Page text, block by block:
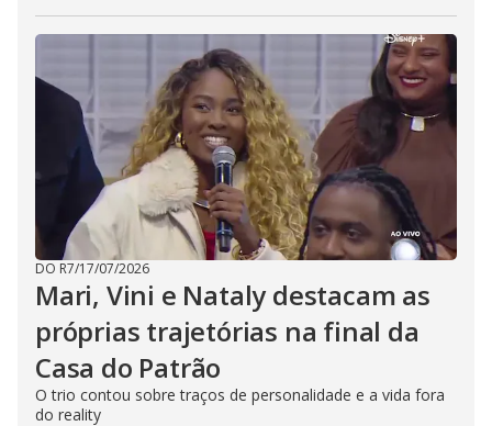
DO R7/17/07/2026
Mari, Vini e Nataly destacam as
próprias trajetórias na final da
Casa do Patrão
O trio contou sobre traços de personalidade e a vida fora
do reality